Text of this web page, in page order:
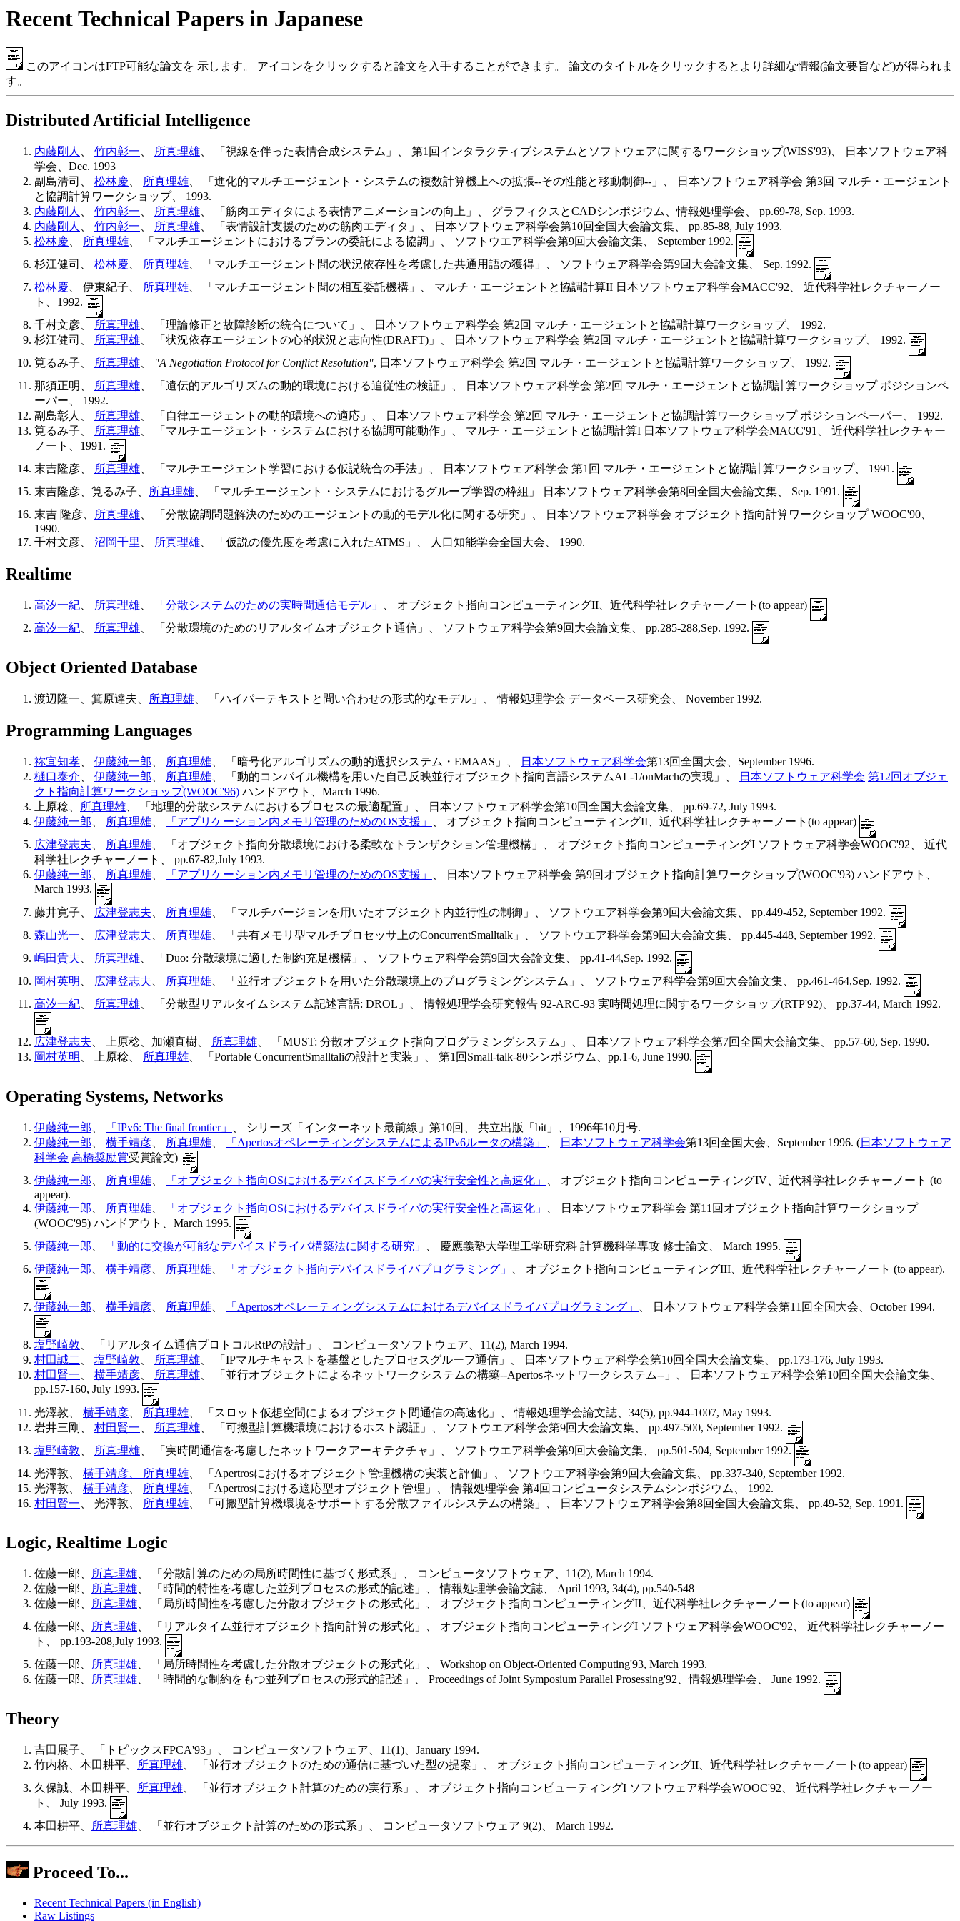
Recent Technical Papers in Japanese
このアイコンはFTP可能な論文を 示します。 アイコンをクリックすると論文を入手することができます。 論文のタイトルをクリックするとより詳細な情報(論文要旨など)が得られま
す。
Distributed Artificial Intelligence
内藤剛人 竹内彰一 所真理雄 、 「視線を伴った表情合成システム」、 第1回インタラクティブシステムとソフトウェアに関するワークショップ(WISS'93)、 日本ソフトウェア科
学会、Dec. 1993
副島清司、 松林慶 所真理雄 、 「進化的マルチエージェント・システムの複数計算機上への拡張--その性能と移動制御--」、 日本ソフトウェア科学会 第3回 マルチ・エージェント
と協調計算ワークショップ、 1993.
内藤剛人
竹内彰一 所真理雄 、 「筋肉エディタによる表情アニメーションの向上」、 グラフィクスとCADシンポジウム、情報処理学会、 pp.69-78, Sep. 1993.
内藤剛人
竹内彰一 所真理雄 、 「表情設計支援のための筋肉エディタ」、 日本ソフトウェア科学会第10回全国大会論文集、 pp.85-88, July 1993.
松林慶
所真理雄 、 「マルチエージェントにおけるプランの委託による協調」、 ソフトウエア科学会第9回大会論文集、 September 1992.
杉江健司、 松林慶 所真理雄 、 「マルチエージェント間の状況依存性を考慮した共通用語の獲得」、 ソフトウェア科学会第9回大会論文集、 Sep. 1992.
松林慶 、 伊東紀子、 所真理雄 、 「マルチエージェント間の相互委託機構」、 マルチ・エージェントと協調計算II 日本ソフトウェア科学会MACC'92、 近代科学社レクチャーノー
ト、1992.
千村文彦、
所真理雄 、 「理論修正と故障診断の統合について」、 日本ソフトウェア科学会 第2回 マルチ・エージェントと協調計算ワークショップ、 1992.
杉江健司、
所真理雄 、 「状況依存エージェントの心的状況と志向性(DRAFT)」、 日本ソフトウェア科学会 第2回 マルチ・エージェントと協調計算ワークショップ、 1992.
筧るみ子、
所真理雄 "A Negotiation Protocol for Conflict Resolution", 日本ソフトウェア科学会 第2回 マルチ・エージェントと協調計算ワークショップ、 1992.
那須正明、
所真理雄 、 「遺伝的アルゴリズムの動的環境における追従性の検証」、 日本ソフトウェア科学会 第2回 マルチ・エージェントと協調計算ワークショップ ポジションペ
ーパー、 1992.
副島彰人、
所真理雄 、 「自律エージェントの動的環境への適応」、 日本ソフトウェア科学会 第2回 マルチ・エージェントと協調計算ワークショップ ポジションペーパー、 1992.
筧るみ子、
所真理雄 、 「マルチエージェント・システムにおける協調可能動作」、 マルチ・エージェントと協調計算I 日本ソフトウェア科学会MACC'91、 近代科学社レクチャー
ノート、1991.
末吉隆彦、
所真理雄 、 「マルチエージェント学習における仮説統合の手法」、 日本ソフトウェア科学会 第1回 マルチ・エージェントと協調計算ワークショップ、 1991.
末吉隆彦、筧るみ子、
所真理雄 、 「マルチエージェント・システムにおけるグループ学習の枠組」 日本ソフトウェア科学会第8回全国大会論文集、 Sep. 1991.
末吉 隆彦、
所真理雄 、 「分散協調問題解決のためのエージェントの動的モデル化に関する研究」、 日本ソフトウェア科学会 オブジェクト指向計算ワークショップ WOOC'90、
1990.
千村文彦、 沼岡千里 所真理雄 、 「仮説の優先度を考慮に入れたATMS」、 人口知能学会全国大会、 1990.
Realtime
高汐一紀 所真理雄 「分散システムのための実時間通信モデル」
、 オブジェクト指向コンピューティングII、近代科学社レクチャーノート(to appear)
高汐一紀
所真理雄 、 「分散環境のためのリアルタイムオブジェクト通信」、 ソフトウェア科学会第9回大会論文集、 pp.285-288,Sep. 1992.
Object Oriented Database
渡辺隆一、箕原達夫、 所真理雄 、 「ハイパーテキストと問い合わせの形式的なモデル」、 情報処理学会 データベース研究会、 November 1992.
Programming Languages
祢宜知孝 伊藤純一郎 所真理雄 、 「暗号化アルゴリズムの動的選択システム・EMAAS」、 日本ソフトウェア科学会第13回全国大会、September 1996.
樋口泰介
伊藤純一郎 所真理雄 、 「動的コンパイル機構を用いた自己反映並行オブジェクト指向言語システムAL-1/onMachの実現」、 日本ソフトウェア科学会 第12回オブジェ
クト指向計算ワークショップ(WOOC'96) ハンドアウト、March 1996.
上原稔、
所真理雄 、 「地理的分散システムにおけるプロセスの最適配置」、 日本ソフトウェア科学会第10回全国大会論文集、 pp.69-72, July 1993.
伊藤純一郎
所真理雄 「アプリケーション内メモリ管理のためのOS支援」
、 オブジェクト指向コンピューティングII、近代科学社レクチャーノート(to appear)
広津登志夫
所真理雄 、 「オブジェクト指向分散環境における柔軟なトランザクション管理機構」、 オブジェクト指向コンピューティングI ソフトウェア科学会WOOC'92、 近代
科学社レクチャーノート、 pp.67-82,July 1993.
伊藤純一郎
所真理雄 「アプリケーション内メモリ管理のためのOS支援」
、 日本ソフトウェア科学会 第9回オブジェクト指向計算ワークショップ(WOOC'93) ハンドアウト、
March 1993.
藤井寛子、
広津登志夫 所真理雄 、 「マルチバージョンを用いたオブジェクト内並行性の制御」、 ソフトウエア科学会第9回大会論文集、 pp.449-452, September 1992.
森山光一
広津登志夫 所真理雄 、 「共有メモリ型マルチプロセッサ上のConcurrentSmalltalk」、 ソフトウエア科学会第9回大会論文集、 pp.445-448, September 1992.
嶋田貴夫
所真理雄 、 「Duo: 分散環境に適した制約充足機構」、 ソフトウェア科学会第9回大会論文集、 pp.41-44,Sep. 1992.
岡村英明
広津登志夫 所真理雄 、 「並行オブジェクトを用いた分散環境上のプログラミングシステム」、 ソフトウェア科学会第9回大会論文集、 pp.461-464,Sep. 1992.
高汐一紀
所真理雄 、 「分散型リアルタイムシステム記述言語: DROL」、 情報処理学会研究報告 92-ARC-93 実時間処理に関するワークショップ(RTP'92)、 pp.37-44, March 1992.
広津登志夫 、 上原稔、加瀬直樹、 所真理雄 、 「MUST: 分散オブジェクト指向プログラミングシステム」、 日本ソフトウェア科学会第7回全国大会論文集、 pp.57-60, Sep. 1990.
岡村英明
、 上原稔、 所真理雄 、 「Portable ConcurrentSmalltaliの設計と実装」、 第1回Small-talk-80シンポジウム、pp.1-6, June 1990.
Operating Systems, Networks
伊藤純一郎 「IPv6: The final frontier」
、 シリーズ「インターネット最前線」第10回、 共立出版「bit」、1996年10月号.
伊藤純一郎
横手靖彦 所真理雄 「ApertosオペレーティングシステムによるIPv6ルータの構築」 日本ソフトウェア科学会第13回全国大会、September 1996. (日本ソフトウェア
科学会 高橋奨励賞受賞論文)
伊藤純一郎
所真理雄 「オブジェクト指向OSにおけるデバイスドライバの実行安全性と高速化」
、 オブジェクト指向コンピューティングIV、近代科学社レクチャーノート (to
appear).
伊藤純一郎
所真理雄 「オブジェクト指向OSにおけるデバイスドライバの実行安全性と高速化」
、 日本ソフトウェア科学会 第11回オブジェクト指向計算ワークショップ
(WOOC'95) ハンドアウト、March 1995.
伊藤純一郎
「動的に交換が可能なデバイスドライバ構築法に関する研究」
、 慶應義塾大学理工学研究科 計算機科学専攻 修士論文、 March 1995.
伊藤純一郎
横手靖彦 所真理雄 「オブジェクト指向デバイスドライバプログラミング」 、 オブジェクト指向コンピューティングIII、近代科学社レクチャーノート (to appear).
伊藤純一郎 横手靖彦 所真理雄 「Apertosオペレーティングシステムにおけるデバイスドライバプログラミング」 、 日本ソフトウェア科学会第11回全国大会、October 1994.
塩野崎敦 、 「リアルタイム通信プロトコルRtPの設計」、 コンピュータソフトウェア、11(2), March 1994.
村田誠二
塩野崎敦 所真理雄 、 「IPマルチキャストを基盤としたプロセスグループ通信」、 日本ソフトウェア科学会第10回全国大会論文集、 pp.173-176, July 1993.
村田賢一
横手靖彦 所真理雄 、 「並行オブジェクトによるネットワークシステムの構築--Apertosネットワークシステム--」、 日本ソフトウェア科学会第10回全国大会論文集、
pp.157-160, July 1993.
光澤敦、 横手靖彦 所真理雄 、 「スロット仮想空間によるオブジェクト間通信の高速化」、 情報処理学会論文誌、34(5), pp.944-1007, May 1993.
岩井三剛、 村田賢一 所真理雄 、 「可搬型計算機環境におけるホスト認証」、 ソフトウエア科学会第9回大会論文集、 pp.497-500, September 1992.
塩野崎敦
所真理雄 、 「実時間通信を考慮したネットワークアーキテクチャ」、 ソフトウエア科学会第9回大会論文集、 pp.501-504, September 1992.
光澤敦、 横手靖彦、 所真理雄 、 「Apertrosにおけるオブジェクト管理機構の実装と評価」、 ソフトウエア科学会第9回大会論文集、 pp.337-340, September 1992.
光澤敦、 横手靖彦 所真理雄 、 「Apertrosにおける適応型オブジェクト管理」、 情報処理学会 第4回コンピュータシステムシンポジウム、 1992.
村田賢一 、 光澤敦、 所真理雄 、 「可搬型計算機環境をサポートする分散ファイルシステムの構築」、 日本ソフトウェア科学会第8回全国大会論文集、 pp.49-52, Sep. 1991.
Logic, Realtime Logic
佐藤一郎、 所真理雄 、 「分散計算のための局所時間性に基づく形式系」、 コンピュータソフトウェア、11(2), March 1994.
佐藤一郎、
所真理雄 、 「時間的特性を考慮した並列プロセスの形式的記述」、 情報処理学会論文誌、 April 1993, 34(4), pp.540-548
佐藤一郎、
所真理雄 、 「局所時間性を考慮した分散オブジェクトの形式化」、 オブジェクト指向コンピューティングII、近代科学社レクチャーノート(to appear)
佐藤一郎、
所真理雄 、 「リアルタイム並行オブジェクト指向計算の形式化」、 オブジェクト指向コンピューティングI ソフトウェア科学会WOOC'92、 近代科学社レクチャーノー
ト、 pp.193-208,July 1993.
佐藤一郎、
所真理雄 、 「局所時間性を考慮した分散オブジェクトの形式化」、 Workshop on Object-Oriented Computing'93, March 1993.
佐藤一郎、
所真理雄 、 「時間的な制約をもつ並列プロセスの形式的記述」、 Proceedings of Joint Symposium Parallel Prosessing'92、情報処理学会、 June 1992.
Theory
吉田展子、 「トピックスFPCA'93」、 コンピュータソフトウェア、11(1)、January 1994.
竹内格、本田耕平、
所真理雄 、 「並行オブジェクトのための通信に基づいた型の提案」、 オブジェクト指向コンピューティングII、近代科学社レクチャーノート(to appear)
久保誠、本田耕平、
所真理雄 、 「並行オブジェクト計算のための実行系」、 オブジェクト指向コンピューティングI ソフトウェア科学会WOOC'92、 近代科学社レクチャーノー
ト、 July 1993.
本田耕平、
所真理雄 、 「並行オブジェクト計算のための形式系」、 コンピュータソフトウェア 9(2)、 March 1992.
Proceed To...
Recent Technical Papers (in English)
Raw Listings